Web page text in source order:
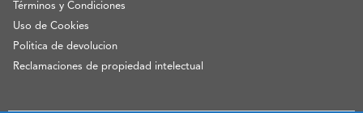
Términos y Condiciones
Uso de Cookies
Politica de devolucion
Reclamaciones de propiedad intelectual